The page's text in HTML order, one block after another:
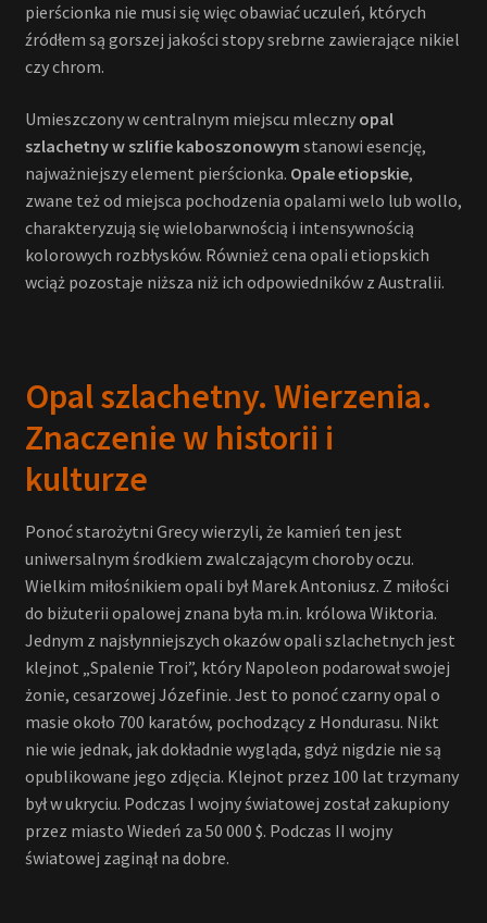
pierścionka nie musi się więc obawiać uczuleń, których
źródłem są gorszej jakości stopy srebrne zawierające nikiel
czy chrom.
Umieszczony w centralnym miejscu mleczny opal
szlachetny w szlifie kaboszonowym stanowi esencję,
najważniejszy element pierścionka. Opale etiopskie,
zwane też od miejsca pochodzenia opalami welo lub wollo,
charakteryzują się wielobarwnością i intensywnością
kolorowych rozbłysków. Również cena opali etiopskich
wciąż pozostaje niższa niż ich odpowiedników z Australii.
Opal szlachetny. Wierzenia.
Znaczenie w historii i
kulturze
Ponoć starożytni Grecy wierzyli, że kamień ten jest
uniwersalnym środkiem zwalczającym choroby oczu.
Wielkim miłośnikiem opali był Marek Antoniusz. Z miłości
do biżuterii opalowej znana była m.in. królowa Wiktoria.
Jednym z najsłynniejszych okazów opali szlachetnych jest
klejnot „Spalenie Troi”, który Napoleon podarował swojej
żonie, cesarzowej Józefinie. Jest to ponoć czarny opal o
masie około 700 karatów, pochodzący z Hondurasu. Nikt
nie wie jednak, jak dokładnie wygląda, gdyż nigdzie nie są
opublikowane jego zdjęcia. Klejnot przez 100 lat trzymany
był w ukryciu. Podczas I wojny światowej został zakupiony
przez miasto Wiedeń za 50 000 $. Podczas II wojny
światowej zaginął na dobre.